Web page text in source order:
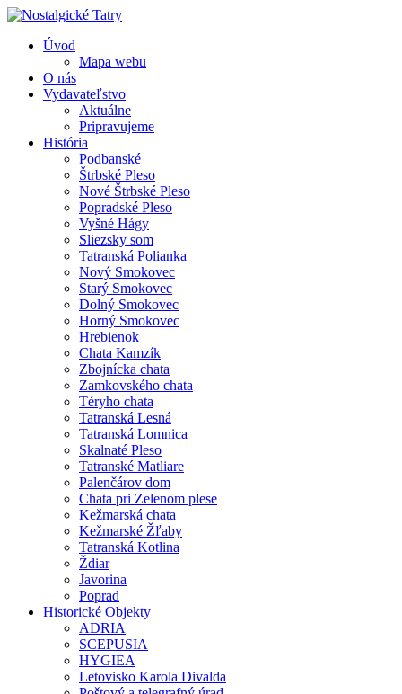
Úvod
Mapa webu
O nás
Vydavateľstvo
Aktuálne
Pripravujeme
História
Podbanské
Štrbské Pleso
Nové Štrbské Pleso
Popradské Pleso
Vyšné Hágy
Sliezsky som
Tatranská Polianka
Nový Smokovec
Starý Smokovec
Dolný Smokovec
Horný Smokovec
Hrebienok
Chata Kamzík
Zbojnícka chata
Zamkovského chata
Téryho chata
Tatranská Lesná
Tatranská Lomnica
Skalnaté Pleso
Tatranské Matliare
Palenčárov dom
Chata pri Zelenom plese
Kežmarská chata
Kežmarské Žľaby
Tatranská Kotlina
Ždiar
Javorina
Poprad
Historické Objekty
ADRIA
SCEPUSIA
HYGIEA
Letovisko Karola Divalda